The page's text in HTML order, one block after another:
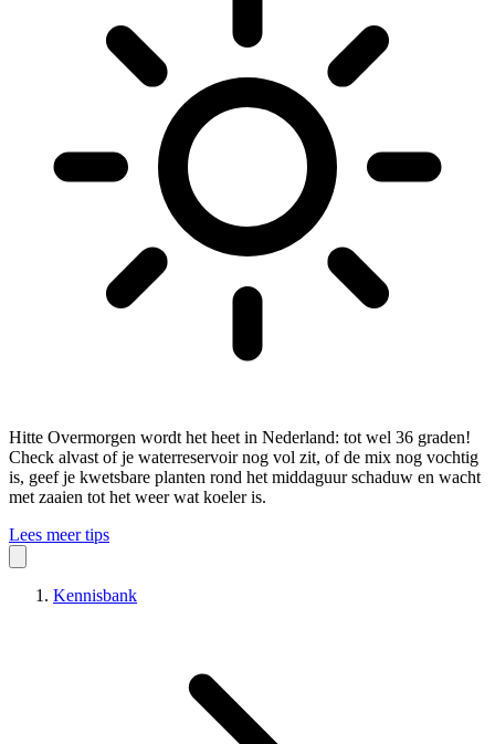
Hitte Overmorgen wordt het heet in Nederland: tot wel 36 graden!
Check alvast of je waterreservoir nog vol zit, of de mix nog vochtig
is, geef je kwetsbare planten rond het middaguur schaduw en wacht
met zaaien tot het weer wat koeler is.
Lees meer tips
Kennisbank